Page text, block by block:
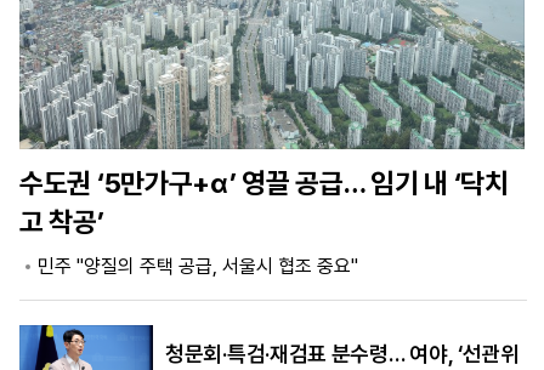
수도권 ‘5만가구+α’ 영끌 공급… 임기 내 ‘닥치
고 착공’
민주 "양질의 주택 공급, 서울시 협조 중요"
청문회·특검·재검표 분수령… 여야, ‘선관위